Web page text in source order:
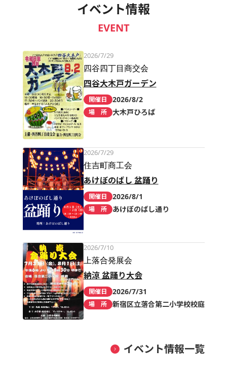
イベント情報
EVENT
2026/7/29
四谷四丁目商交会
四谷大木戸ガーデン
開催日 2026/8/2
場 所 大木戸ひろば
2026/7/29
住吉町商工会
あけぼのばし 盆踊り
開催日 2026/8/1
場 所 あけぼのばし通り
2026/7/10
上落合発展会
納涼 盆踊り大会
開催日 2026/7/31
場 所 新宿区立落合第二小学校校庭
イベント情報一覧